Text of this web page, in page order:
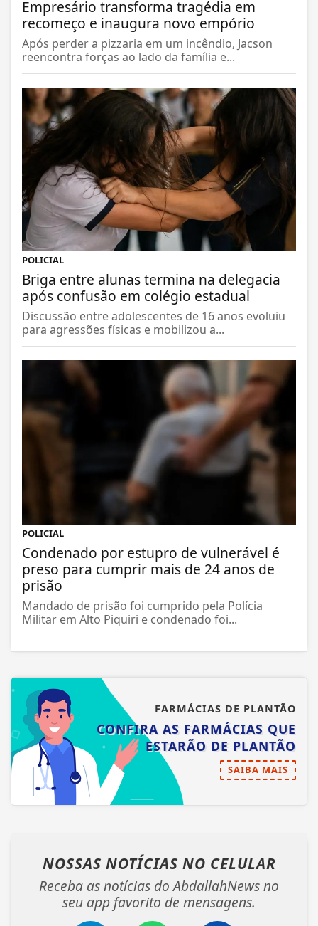
Empresário transforma tragédia em
recomeço e inaugura novo empório
Após perder a pizzaria em um incêndio, Jacson
reencontra forças ao lado da família e...
POLICIAL
Briga entre alunas termina na delegacia
após confusão em colégio estadual
Discussão entre adolescentes de 16 anos evoluiu
para agressões físicas e mobilizou a...
POLICIAL
Condenado por estupro de vulnerável é
preso para cumprir mais de 24 anos de
prisão
Mandado de prisão foi cumprido pela Polícia
Militar em Alto Piquiri e condenado foi...
FARMÁCIAS DE PLANTÃO
CONFIRA AS FARMÁCIAS QUE
ESTARÃO DE PLANTÃO
SAIBA MAIS
NOSSAS NOTÍCIAS NO CELULAR
Receba as notícias do AbdallahNews no
seu app favorito de mensagens.